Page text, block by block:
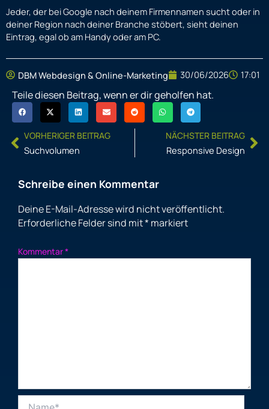
Jeder, der bei Google nach deinem Firmennamen sucht oder in
deiner Region nach deiner Branche stöbert, sieht deinen
Eintrag, egal ob am Handy oder am PC.
DBM Webdesign & Online-Marketing 30/06/2026 17:01
Teile diesen Beitrag, wenn er dir geholfen hat.
Prev
VORHERIGER BEITRAG
Suchvolumen
NÄCHSTER BEITRAG
Responsive Design
Schreibe einen Kommentar
Deine E-Mail-Adresse wird nicht veröffentlicht.
Erforderliche Felder sind mit* markiert
Kommentar*